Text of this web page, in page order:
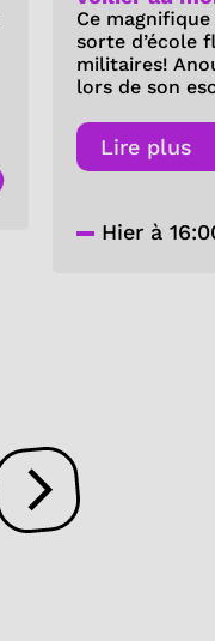
Ce
sorte d’école
militaires!
lors de son
Lire plus
Hier à